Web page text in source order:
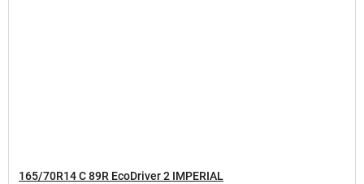
165/70R14 C 89R EcoDriver 2 IMPERIAL